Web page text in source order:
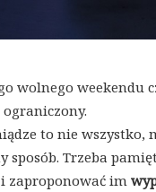
wolnego
to nie wszystko,
sposób. Trzeba
zaproponować im